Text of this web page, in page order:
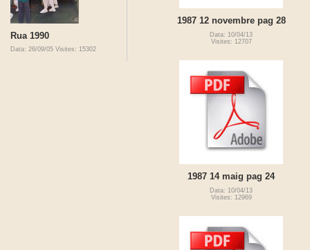
Rua 1990
Data: 26/09/05 Visites: 15302
1987 12 novembre pag 28
Data: 10/04/13
Visites: 12707
1987 14 maig pag 24
Data: 10/04/13
Visites: 12969